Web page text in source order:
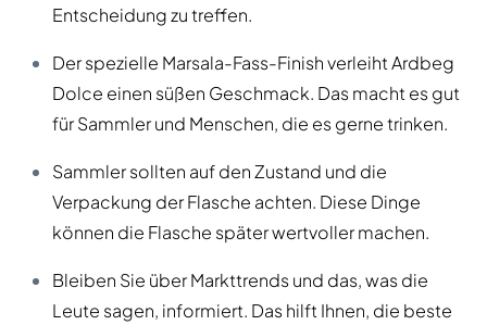
Entscheidung zu treffen.
Der spezielle Marsala-Fass-Finish verleiht Ardbeg
Dolce einen süßen Geschmack. Das macht es gut
für Sammler und Menschen, die es gerne trinken.
Sammler sollten auf den Zustand und die
Verpackung der Flasche achten. Diese Dinge
können die Flasche später wertvoller machen.
Bleiben Sie über Markttrends und das, was die
Leute sagen, informiert. Das hilft Ihnen, die beste